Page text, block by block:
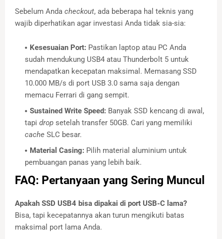
Sebelum Anda checkout, ada beberapa hal teknis yang
wajib diperhatikan agar investasi Anda tidak sia-sia:
Kesesuaian Port: Pastikan laptop atau PC Anda
sudah mendukung USB4 atau Thunderbolt 5 untuk
mendapatkan kecepatan maksimal. Memasang SSD
10.000 MB/s di port USB 3.0 sama saja dengan
memacu Ferrari di gang sempit.
Sustained Write Speed: Banyak SSD kencang di awal,
tapi drop setelah transfer 50GB. Cari yang memiliki
cache SLC besar.
Material Casing: Pilih material aluminium untuk
pembuangan panas yang lebih baik.
FAQ: Pertanyaan yang Sering Muncul
Apakah SSD USB4 bisa dipakai di port USB-C lama?
Bisa, tapi kecepatannya akan turun mengikuti batas
maksimal port lama Anda.